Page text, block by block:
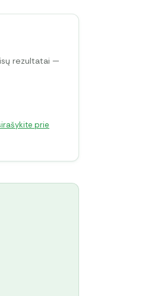
rezultatai —
prie